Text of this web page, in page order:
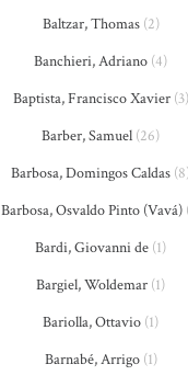
Baltzar, Thomas(2)
Banchieri, Adriano (4)
Baptista, Francisco Xavier(3)
Barber, Samuel (26)
Barbosa, Domingos Caldas
Barbosa, Osvaldo Pinto (Vavá)
Bardi, Giovanni de (1)
Bargiel, Woldemar (1)
Bariolla, Ottavio (1)
Barnabé, Arrigo(1)